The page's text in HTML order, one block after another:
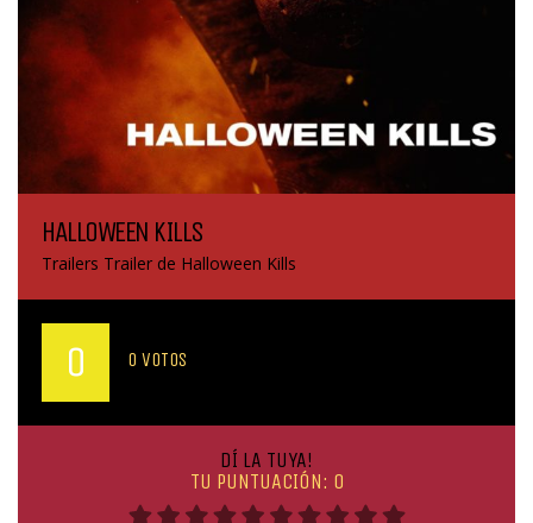
HALLOWEEN KILLS
Trailers Trailer de Halloween Kills
0 0 VOTOS
DÍ LA TUYA!
TU PUNTUACIÓN: 0